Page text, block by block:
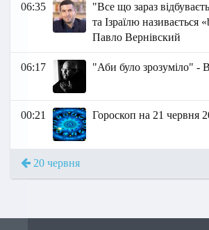
06:35
"Все що зараз
та Ізраїлю називається
Павло Вернівский
06:17 "Аби було зрозуміло" -
00:21 Гороскоп на 21 червня
20 червня